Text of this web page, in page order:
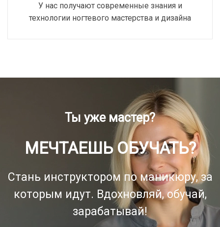
У нас получают современные знания и
технологии ногтевого мастерства и дизайна
Ты уже мастер?
МЕЧТАЕШЬ ОБУЧАТЬ?
Стань инструктором по маникюру, за
которым идут. Вдохновляй, обучай,
зарабатывай!